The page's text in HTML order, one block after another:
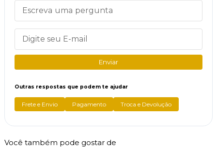
Enviar
Outras respostas que podem te ajudar
Frete e Envio Pagamento Troca e Devolução
Você também pode gostar de